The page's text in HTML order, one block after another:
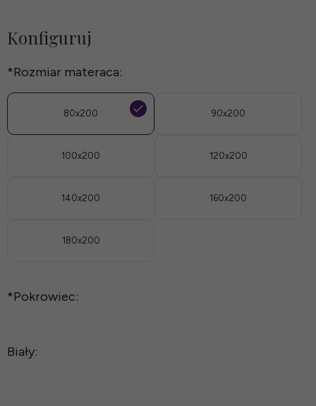
Konfiguruj
*Rozmiar materaca:
80x200 90x200
100x200 120x200
140x200 160x200
180x200
*Pokrowiec:
Biały: